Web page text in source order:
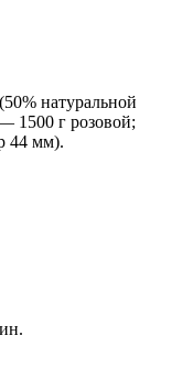
натуральной
1500 г розовой;
44 мм).